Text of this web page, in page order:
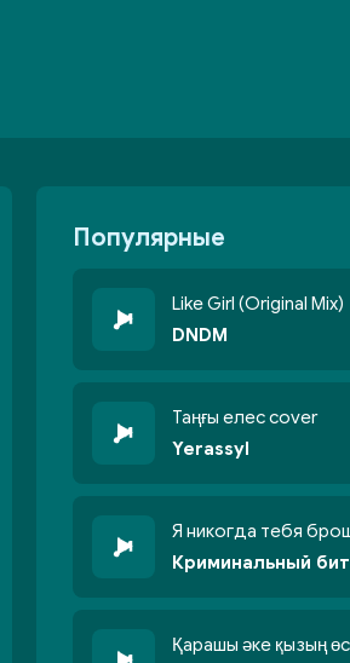
Популярные
Like Girl (Original Mix)
DNDM
Таңғы елес cover
Yerassyl
Криминальный бит